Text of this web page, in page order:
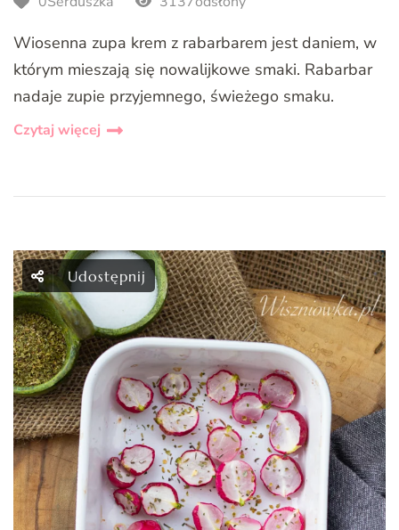
Wiosenna zupa krem z rabarbarem jest daniem, w
którym mieszają się nowalijkowe smaki. Rabarbar
nadaje zupie przyjemnego, świeżego smaku.
Czytaj więcej
Udostępnij